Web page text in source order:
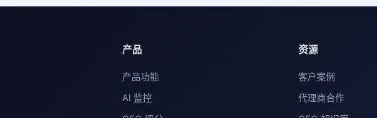
产品
产品功能
AI 监控
资源
客户案例
代理商合作